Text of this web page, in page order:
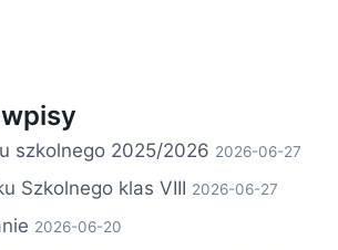
szkolnego 2025/2026 2026-06-27
Szkolnego klas VIII 2026-06-27
2026-06-20